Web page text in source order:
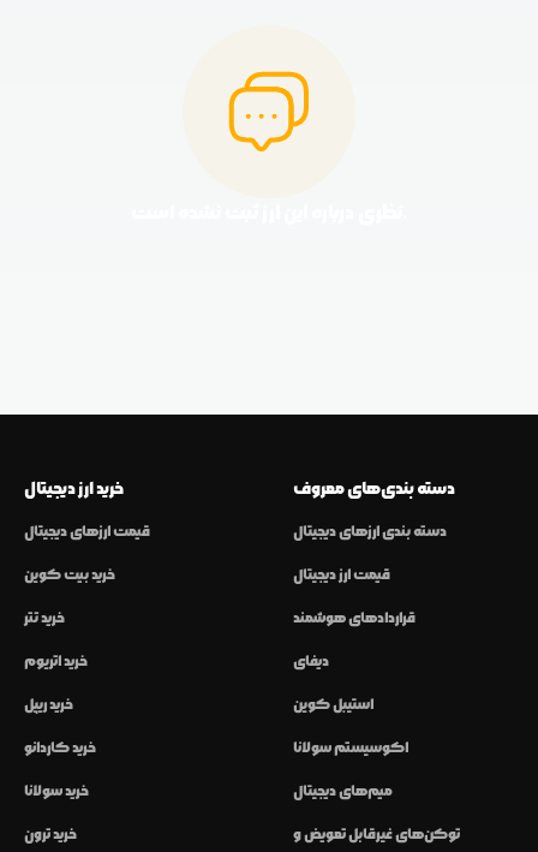
خرید ارز دیجیتال
قیمت ارزهای دیجیتال
خرید بیت کوین
خرید تتر
خرید اتریوم
خرید ریپل
خرید کاردانو
خرید سولانا
خرید ترون
دسته بندی‌های معروف
دسته بندی ارزهای دیجیتال
قیمت ارز دیجیتال
قراردادهای هوشمند
دیفای
استیبل کوین
اکوسیستم سولانا
میم‌های دیجیتال
توکن‌های غیرقابل تعویض و